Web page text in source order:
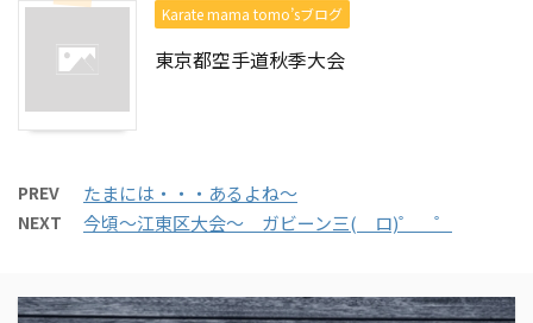
Karate mama tomo’sブログ
東京都空手道秋季大会
PREV たまには・・・あるよね～
NEXT 今頃～江東区大会～ ガビーン三( ロ)゜ ゜